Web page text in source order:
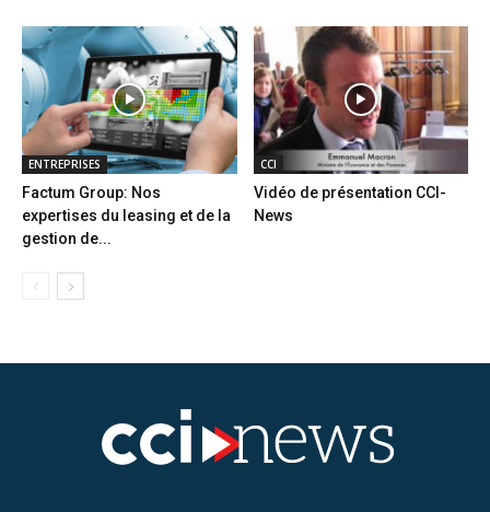
ENTREPRISES
Factum Group: Nos
expertises du leasing et de la
gestion de...
CCI
Vidéo de présentation CCI-
News